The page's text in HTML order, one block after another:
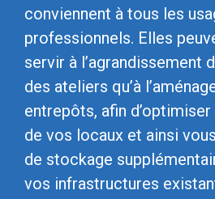
conviennent à tous les
professionnels. Elles
servir à l’agrandissement
des ateliers qu’à
entrepôts, afin
de vos locaux et ainsi
de stockage
vos infrastructures